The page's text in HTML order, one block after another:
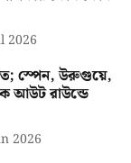
2026
স্পেন, উরুগুয়ে,
আউট রাউন্ডে
2026